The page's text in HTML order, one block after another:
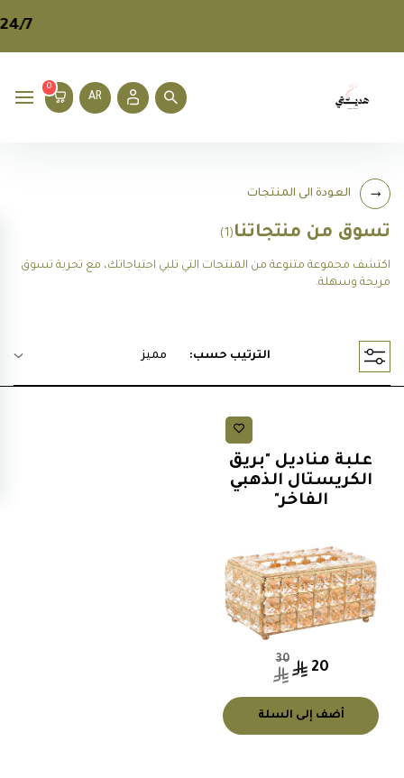
24/7
AR
0
العودة الى المنتجات
تسوق من منتجاتنا (1)
اكتشف مجموعة متنوعة من المنتجات التي تلبي احتياجاتك، مع تجربة تسوق
مريحة وسهلة.
الترتيب حسب: مميز
علبة مناديل "بريق
الكريستال الذهبي
الفاخر"
20
30
أضف إلى السلة